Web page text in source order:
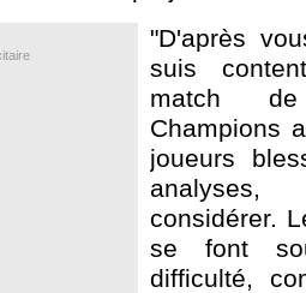
"D'après
suis
match
Champions
joueurs
considérer.
se font
difficulté,